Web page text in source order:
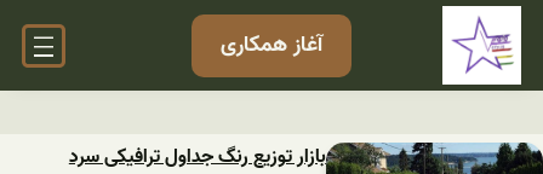
آغاز همکاری
بازار توزیع رنگ جداول ترافیکی سرد